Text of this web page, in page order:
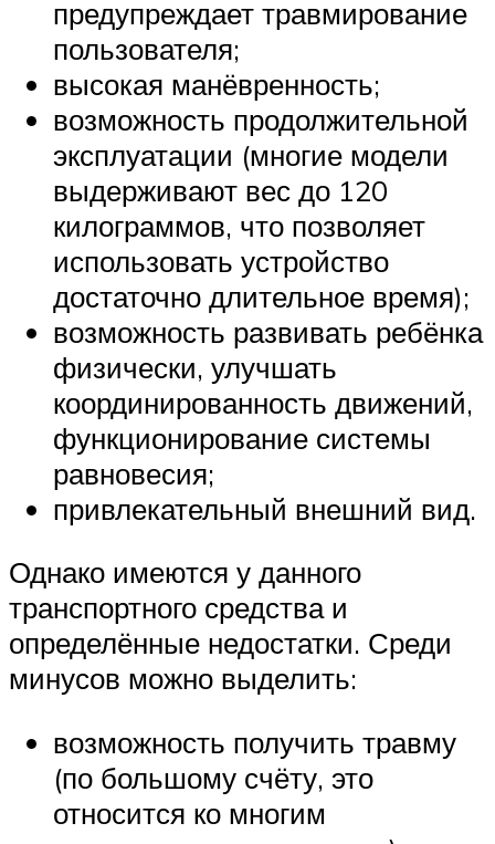
предупреждает травмирование
пользователя;
высокая манёвренность;
возможность продолжительной
эксплуатации (многие модели
выдерживают вес до 120
килограммов, что позволяет
использовать устройство
достаточно длительное время);
возможность развивать ребёнка
физически, улучшать
координированность движений,
функционирование системы
равновесия;
привлекательный внешний вид.
Однако имеются у данного
транспортного средства и
определённые недостатки. Среди
минусов можно выделить:
возможность получить травму
(по большому счёту, это
относится ко многим